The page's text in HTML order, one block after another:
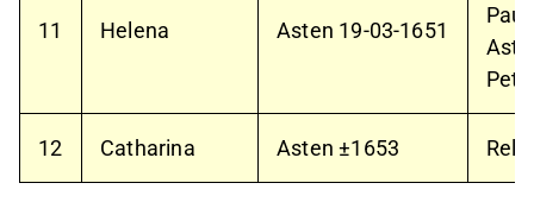
11 Helena Asten 19-03-1651
12 Catharina Asten ±1653